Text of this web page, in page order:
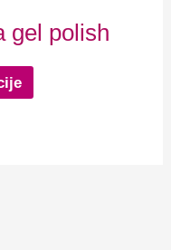
gel polish